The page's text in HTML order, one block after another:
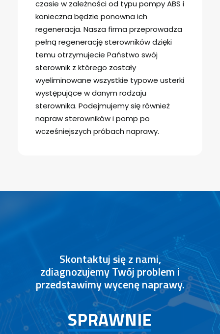
czasie w zależności od typu pompy ABS i
konieczna będzie ponowna ich
regeneracja. Nasza firma przeprowadza
pełną regenerację sterowników dzięki
temu otrzymujecie Państwo swój
sterownik z którego zostały
wyeliminowane wszystkie typowe usterki
występujące w danym rodzaju
sterownika. Podejmujemy się również
napraw sterowników i pomp po
wcześniejszych próbach naprawy.
Skontaktuj się z nami,
zdiagnozujemy Twój problem i
przedstawimy wycenę naprawy.
SPRAWNIE